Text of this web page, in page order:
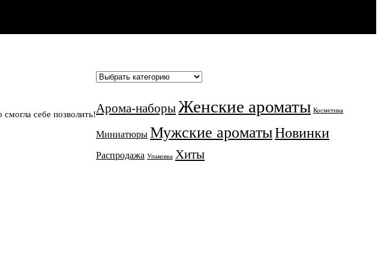
себе позволить!Арома-наборыЖенские ароматы Косметика
Миниатюры Мужские ароматыНовинки
Распродажа Упаковка Хиты